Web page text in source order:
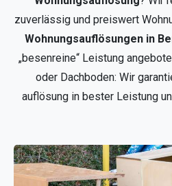
zuverlässig und preiswert
Wohnungsauflösungen in
„besenreine“ Leistung
oder Dachboden: Wir
auflösung in bester Leistung